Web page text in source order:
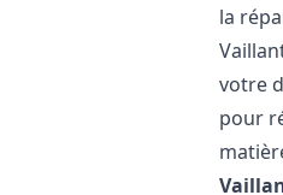
la
votre
pour